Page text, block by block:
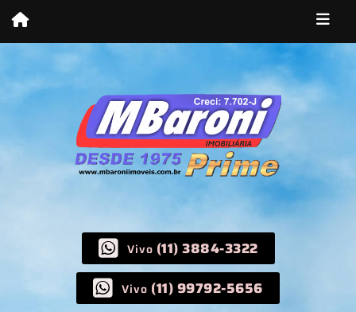
Vivo (11) 3884-3322
Vivo (11) 99792-5656